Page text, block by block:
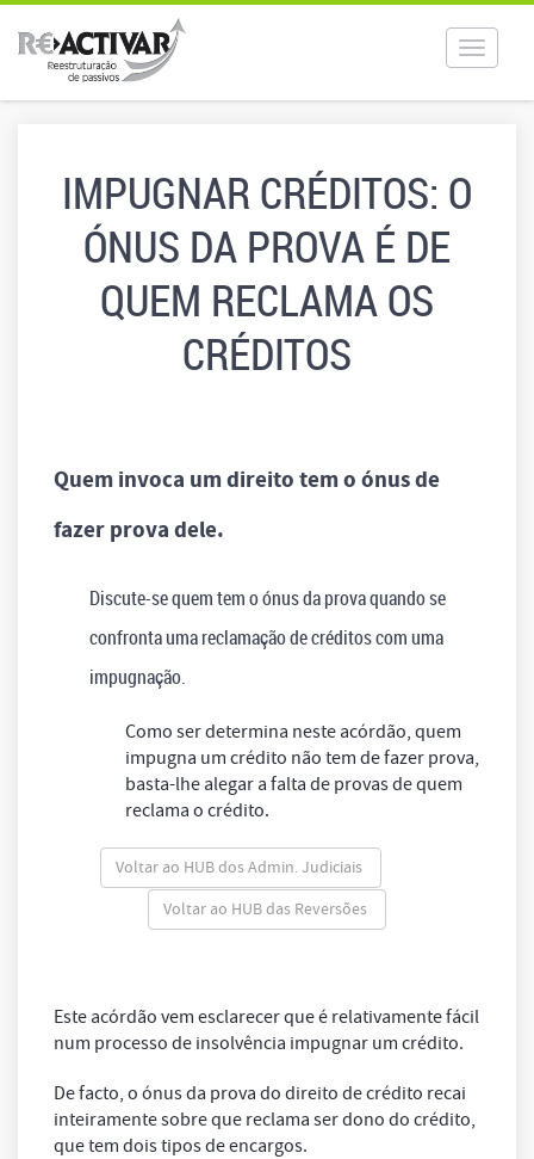
Toggle
IMPUGNAR CRÉDITOS: O
ÓNUS DA PROVA É DE
QUEM RECLAMA OS
CRÉDITOS
Quem invoca um direito tem o ónus de
fazer prova dele.
Discute-se quem tem o ónus da prova quando se
confronta uma reclamação de créditos com uma
impugnação.
Como ser determina neste acórdão, quem
impugna um crédito não tem de fazer prova,
basta-lhe alegar a falta de provas de quem
reclama o crédito.
Voltar ao HUB dos Admin. Judiciais
Voltar ao HUB das Reversões
Este acórdão vem esclarecer que é relativamente fácil
num processo de insolvência impugnar um crédito.
De facto, o ónus da prova do direito de crédito recai
inteiramente sobre que reclama ser dono do crédito,
que tem dois tipos de encargos.